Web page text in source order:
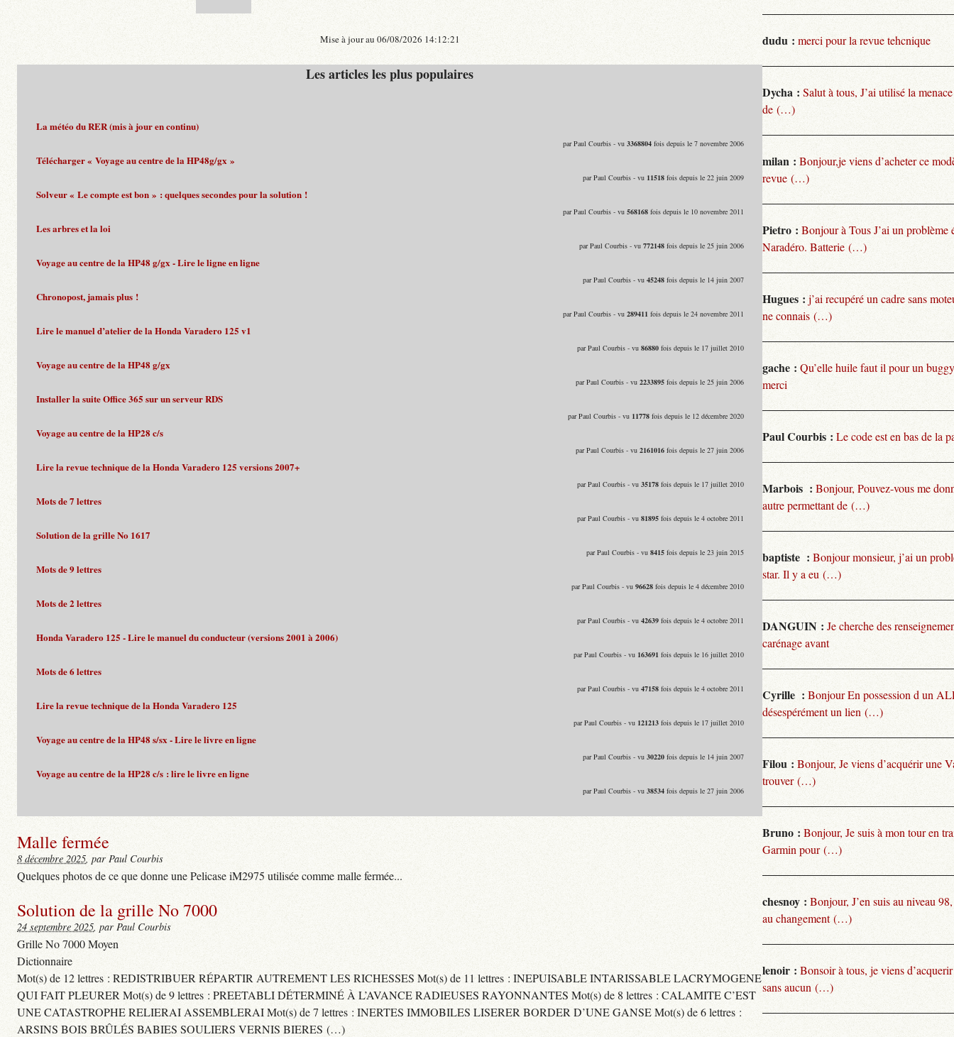
Mise à jour au 06/08/2026 14:12:21
Les articles les plus populaires
La météo du RER (mis à jour en continu)
par Paul Courbis - vu 3368804fois depuis le 7 novembre 2006
Télécharger « Voyage au centre de la HP48g/gx »
par Paul Courbis - vu 11518fois depuis le 22 juin 2009
Solveur « Le compte est bon » : quelques secondes pour la solution !
par Paul Courbis - vu 568168fois depuis le 10 novembre 2011
Les arbres et la loi
par Paul Courbis - vu 772148fois depuis le 25 juin 2006
Voyage au centre de la HP48 g/gx - Lire le ligne en ligne
par Paul Courbis - vu 45248fois depuis le 14 juin 2007
Chronopost, jamais plus !
par Paul Courbis - vu 289411 fois depuis le 24 novembre 2011
Lire le manuel d’atelier de la Honda Varadero 125 v1
par Paul Courbis - vu 86880fois depuis le 17 juillet 2010
Voyage au centre de la HP48 g/gx
par Paul Courbis - vu 2233895fois depuis le 25 juin 2006
Installer la suite Office 365 sur un serveur RDS
par Paul Courbis - vu 11778fois depuis le 12 décembre 2020
Voyage au centre de la HP28 c/s
par Paul Courbis - vu 2161016fois depuis le 27 juin 2006
Lire la revue technique de la Honda Varadero 125 versions 2007+
par Paul Courbis - vu 35178fois depuis le 17 juillet 2010
Mots de 7 lettres
par Paul Courbis - vu 81895fois depuis le 4 octobre 2011
Solution de la grille No 1617
par Paul Courbis - vu 8415fois depuis le 23 juin 2015
Mots de 9 lettres
par Paul Courbis - vu 96628fois depuis le 4 décembre 2010
Mots de 2 lettres
par Paul Courbis - vu 42639fois depuis le 4 octobre 2011
Honda Varadero 125 - Lire le manuel du conducteur (versions 2001 à 2006)
par Paul Courbis - vu 163691 fois depuis le 16 juillet 2010
Mots de 6 lettres
par Paul Courbis - vu 47158fois depuis le 4 octobre 2011
Lire la revue technique de la Honda Varadero 125
par Paul Courbis - vu 121213fois depuis le 17 juillet 2010
Voyage au centre de la HP48 s/sx - Lire le livre en ligne
par Paul Courbis - vu 30220fois depuis le 14 juin 2007
Voyage au centre de la HP28 c/s : lire le livre en ligne
par Paul Courbis - vu 38534fois depuis le 27 juin 2006
Malle fermée
8 décembre 2025, par Paul Courbis
Quelques photos de ce que donne une Pelicase iM2975 utilisée comme malle fermée...
Solution de la grille No 7000
24 septembre 2025, par Paul Courbis
Grille No 7000 Moyen
Dictionnaire
Mot(s) de 12 lettres : REDISTRIBUER RÉPARTIR AUTREMENT LES RICHESSES Mot(s) de 11 lettres : INEPUISABLE INTARISSABLE LACRYMOGENE
QUI FAIT PLEURER Mot(s) de 9 lettres : PREETABLI DÉTERMINÉ À L’AVANCE RADIEUSES RAYONNANTES Mot(s) de 8 lettres : CALAMITE C’EST
UNE CATASTROPHE RELIERAI ASSEMBLERAI Mot(s) de 7 lettres : INERTES IMMOBILES LISERER BORDER D’UNE GANSE Mot(s) de 6 lettres :
ARSINS BOIS BRÛLÉS BABIES SOULIERS VERNIS BIERES (…)
dudu : merci pour la revue tehcnique
Dycha : Salut à tous, J’ai utilisé la
de (…)
milan : Bonjour,je viens d’acheter ce
revue (…)
Pietro : Bonjour à Tous J’ai un problème
Naradéro. Batterie (…)
Hugues : j’ai recupéré un cadre sans
ne connais (…)
gache : Qu’elle huile faut il pour un
merci
Paul Courbis : Le code est en bas de la
Marbois : Bonjour, Pouvez-vous me
autre permettant de (…)
baptiste : Bonjour monsieur, j’ai un
star. Il y a eu (…)
DANGUIN : Je cherche des
carénage avant
Cyrille : Bonjour En possession d un
désespérément un lien (…)
Filou : Bonjour, Je viens d’acquérir une
trouver (…)
Bruno : Bonjour, Je suis à mon tour en
Garmin pour (…)
chesnoy : Bonjour, J’en suis au niveau
au changement (…)
lenoir : Bonsoir à tous, je viens
sans aucun (…)